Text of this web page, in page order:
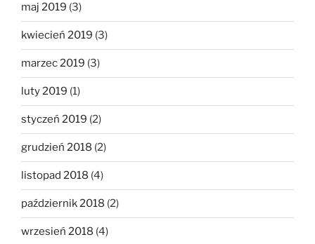
maj 2019 (3)
kwiecień 2019 (3)
marzec 2019 (3)
luty 2019 (1)
styczeń 2019 (2)
grudzień 2018 (2)
listopad 2018 (4)
październik 2018 (2)
wrzesień 2018 (4)